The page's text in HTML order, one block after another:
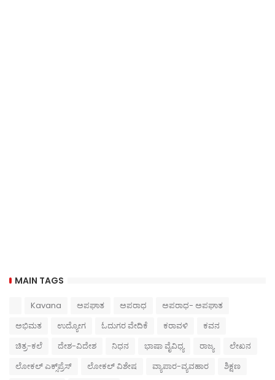
MAIN TAGS
Kavana ಅಪಘಾತ ಅಪರಾಧ
ಅಪರಾಧ- ಅಪಘಾತ
ಅಭಿಮತ
ಉದ್ಯೋಗ ಓದುಗರ ವೇದಿಕೆ ಕರಾವಳಿ
ಕವನ
ಚಿತ್ರ-ಕಲೆ
ದೇಶ-ವಿದೇಶ ನಿಧನ ಭಾಷಾ ವೈವಿಧ್ಯ ರಾಜ್ಯ
ಲೇಖನ
ಲೋಕಲ್ ಎಕ್ಸ್‌ಪ್ರೆಸ್
ಲೋಕಲ್ ವಿಶೇಷ ವ್ಯಾಪಾರ-ವ್ಯವಹಾರ
ಶಿಕ್ಷಣ